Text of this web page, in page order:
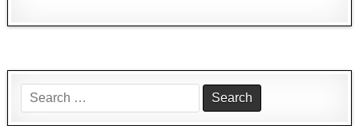
Search
for: